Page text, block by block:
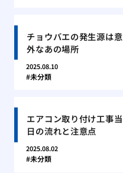
チョウバエの発生源は意
外なあの場所
2025.08.10
未分類
エアコン取り付け工事当
日の流れと注意点
2025.08.02
未分類